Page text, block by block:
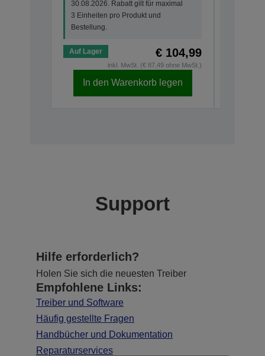
30.08.2026. Rabatt gilt für maximal
3 Einheiten pro Produkt und
Bestellung.
Auf Lager € 104,99
inkl. MwSt. (€ 87,49 ohne MwSt.)
In den Warenkorb legen
Support
Hilfe erforderlich?
Holen Sie sich die neuesten Treiber
Empfohlene Links:
Treiber und Software
Häufig gestellte Fragen
Handbücher und Dokumentation
Reparaturservices